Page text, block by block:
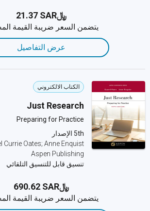
﷼‎21.37 SAR
يتضمن السعر ضريبة القيمة
عرض التفاصيل
الكتاب الالكتروني
Just Research
Preparing for Practice
5th الإصدار
Currie Oates; Anne Enquist
Aspen Publishing
تنسيق قابل للتنسيق التلقائي
﷼‎690.62 SAR
يتضمن السعر ضريبة القيمة